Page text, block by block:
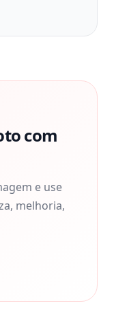
com
e use
melhoria,